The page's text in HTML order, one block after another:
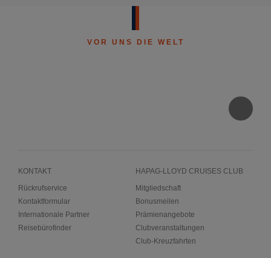
VOR UNS DIE WELT
KONTAKT
Rückrufservice
Kontaktformular
Internationale Partner
Reisebürofinder
HAPAG-LLOYD CRUISES CLUB
Mitgliedschaft
Bonusmeilen
Prämienangebote
Clubveranstaltungen
Club-Kreuzfahrten